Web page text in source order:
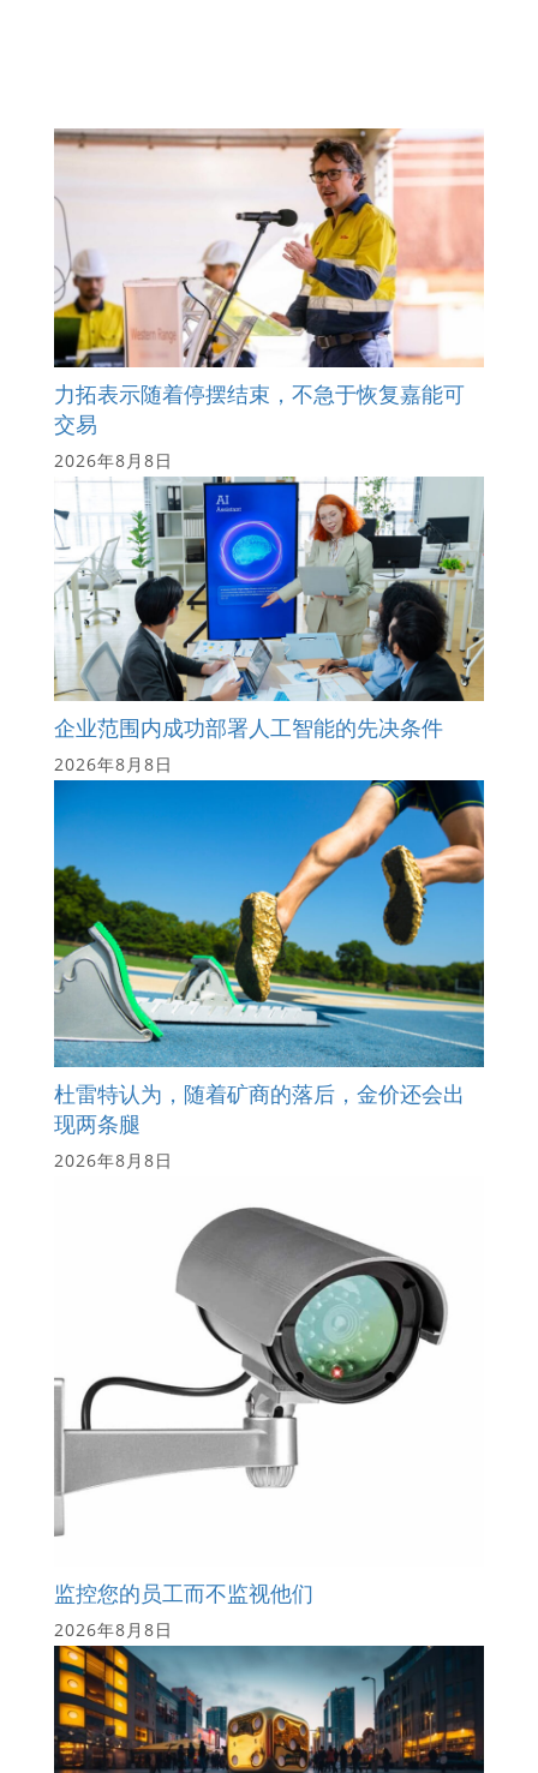
力拓表示随着停摆结束，不急于恢复嘉能可
交易
2026年8月8日
企业范围内成功部署人工智能的先决条件
2026年8月8日
杜雷特认为，随着矿商的落后，金价还会出
现两条腿
2026年8月8日
监控您的员工而不监视他们
2026年8月8日